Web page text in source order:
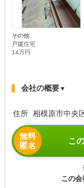
その他
戸建住宅
14万円
会社の概要▼
住所 相模原市中央
無料
匿名
こ
この会